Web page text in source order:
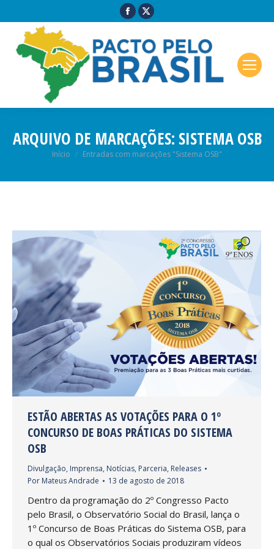
ARQUIVO DE MARCAÇÕES: SISTEMA OSB
Você está aqui:
Início Entradas com marcações "Sistema OSB"
ESTÃO ABERTAS AS VOTAÇÕES PARA O 1º
CONCURSO DE BOAS PRÁTICAS DO SISTEMA
OSB
Divulgação, Imprensa, Notícias, Parceria, Releases
Por Mateus Andrade 13 de agosto de 2018
Dentro da programação do 2º Congresso Pacto
pelo Brasil, o Observatório Social do Brasil, lança o
1º Concurso de Boas Práticas do Sistema OSB, para
o qual os Observatórios Sociais produziram vídeos